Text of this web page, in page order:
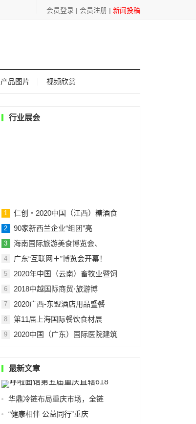
会员登录 | 会员注册| 新闻投稿
产品图片 视频欣赏
行业展会
1 仁创・2020中国（江西）糖酒食
2 90家新西兰企业“组团”亮
3 海南国际旅游美食博览会、
4 广东“互联网＋”博览会开幕！
5 2020年中国（云南）畜牧业暨饲
6 2018中越国际商贸·旅游博
7 2020广西-东盟酒店用品暨餐
8 第11届上海国际餐饮食材展
9 2020中国（广东）国际医院建筑
最新文章
华鼎冷链布局重庆市场，全链
“健康相伴 公益同行”重庆